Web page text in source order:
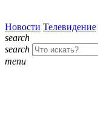
Новости Телевидение
search
search
menu